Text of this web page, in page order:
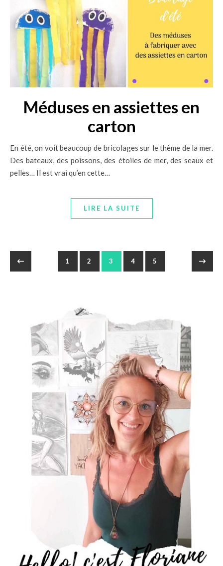
Méduses en assiettes en
carton
En été, on voit beaucoup de bricolages sur le thème de la mer.
Des bateaux, des poissons, des étoiles de mer, des seaux et
pelles… Il est vrai qu’en cette…
LIRE LA SUITE
1 2 3 4 5